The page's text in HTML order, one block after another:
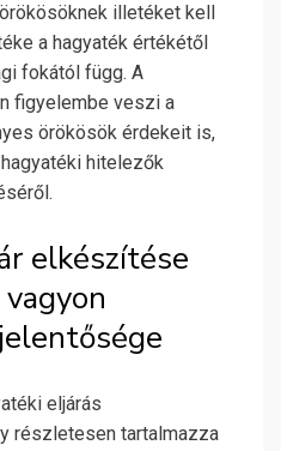
illetéket kell
a hagyaték értékétől
fokától függ. A
figyelembe veszi a
örökösök érdekeit is,
hitelezők
elkészítése
eljárás
részletesen tartalmazza